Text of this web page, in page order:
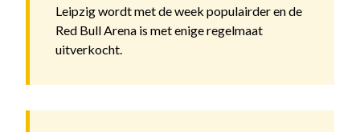
Leipzig wordt met de week populairder en de
Red Bull Arena is met enige regelmaat
uitverkocht.